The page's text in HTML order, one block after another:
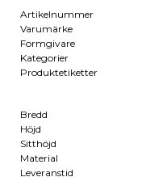
Artikelnummer
Varumärke
Formgivare
Kategorier
Produktetiketter
Bredd
Höjd
Sitthöjd
Material
Leveranstid